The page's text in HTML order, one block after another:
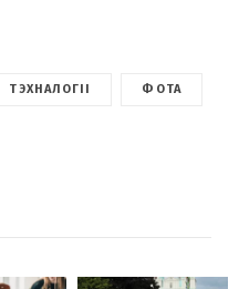
ТЭХНАЛОГІІ ФОТА